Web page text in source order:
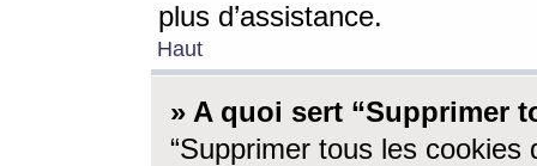
plus d’assistance.
Haut
» A quoi sert “Supprimer
“Supprimer tous les cookies